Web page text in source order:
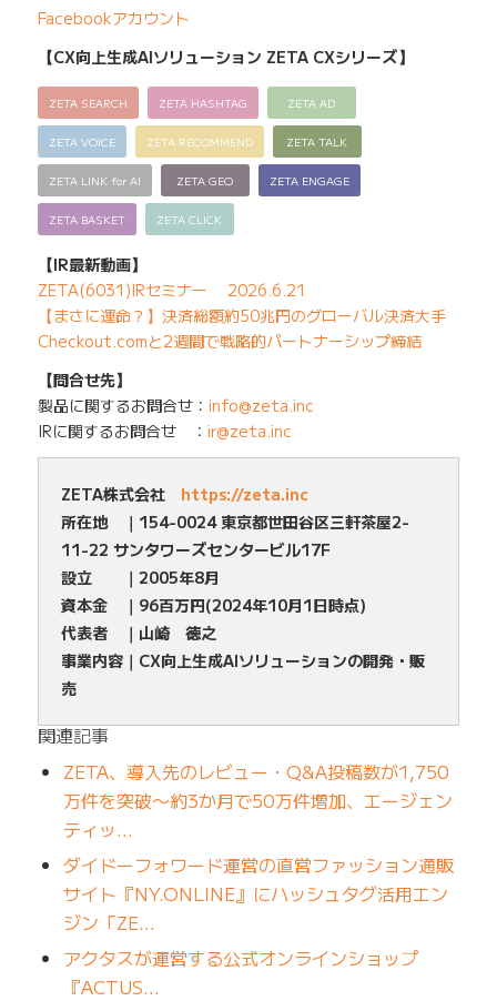
Facebookアカウント
【CX向上生成AIソリューション ZETA CXシリーズ】
ZETA SEARCH ZETA HASHTAG ZETA AD
ZETA VOICE ZETA RECOMMEND ZETA TALK
ZETA LINK for AI ZETA GEO ZETA ENGAGE
ZETA BASKET ZETA CLICK
【IR最新動画】
ZETA(6031)IRセミナー 2026.6.21
【まさに運命？】決済総額約50兆円のグローバル決済大手
Checkout.comと2週間で戦略的パートナーシップ締結
【問合せ先】
製品に関するお問合せ： info@zeta.inc
IRに関するお問合せ ： ir@zeta.inc
ZETA株式会社 https://zeta.inc
所在地 ｜154-0024 東京都世田谷区三軒茶屋2-
11-22 サンタワーズセンタービル17F
設立 ｜2005年8月
資本金 ｜96百万円(2024年10月1日時点)
代表者 ｜山崎 徳之
事業内容｜CX向上生成AIソリューションの開発・販
売
関連記事
ZETA、導入先のレビュー・Q&A投稿数が1,750
万件を突破〜約3か月で50万件増加、エージェン
ティッ…
ダイドーフォワード運営の直営ファッション通販
サイト『NY.ONLINE』にハッシュタグ活用エン
ジン「ZE…
アクタスが運営する公式オンラインショップ
『ACTUS…